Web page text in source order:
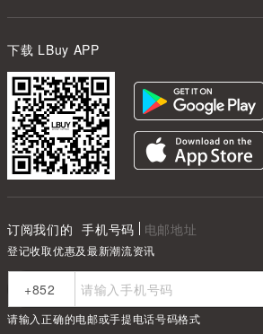
下载 LBuy APP
订阅我们的 手机号码 电邮地址
登记收取优惠及最新潮流资讯
请输入正确的电邮或手提电话号码格式